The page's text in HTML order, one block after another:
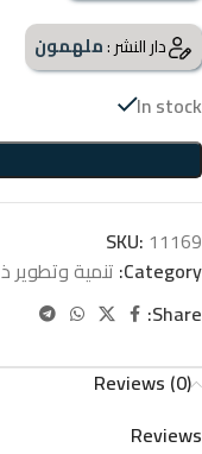
دار النشر :ملهمون
In stock
SKU: 11169
Category: تنمية وتطوير
Share:
Reviews (0)
Reviews